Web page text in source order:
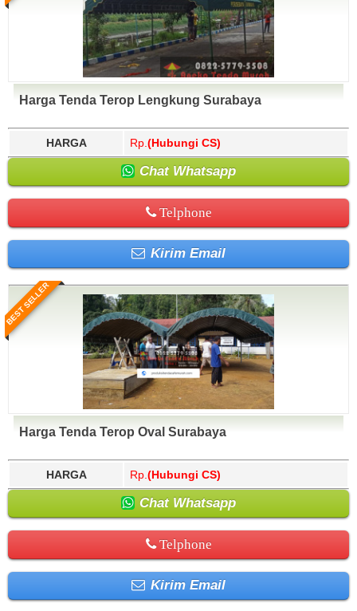
Harga Tenda Terop Lengkung Surabaya
HARGA Rp. (Hubungi CS)
Chat Whatsapp
Telphone
Kirim Email
BEST SELLER
Harga Tenda Terop Oval Surabaya
HARGA Rp. (Hubungi CS)
Chat Whatsapp
Telphone
Kirim Email